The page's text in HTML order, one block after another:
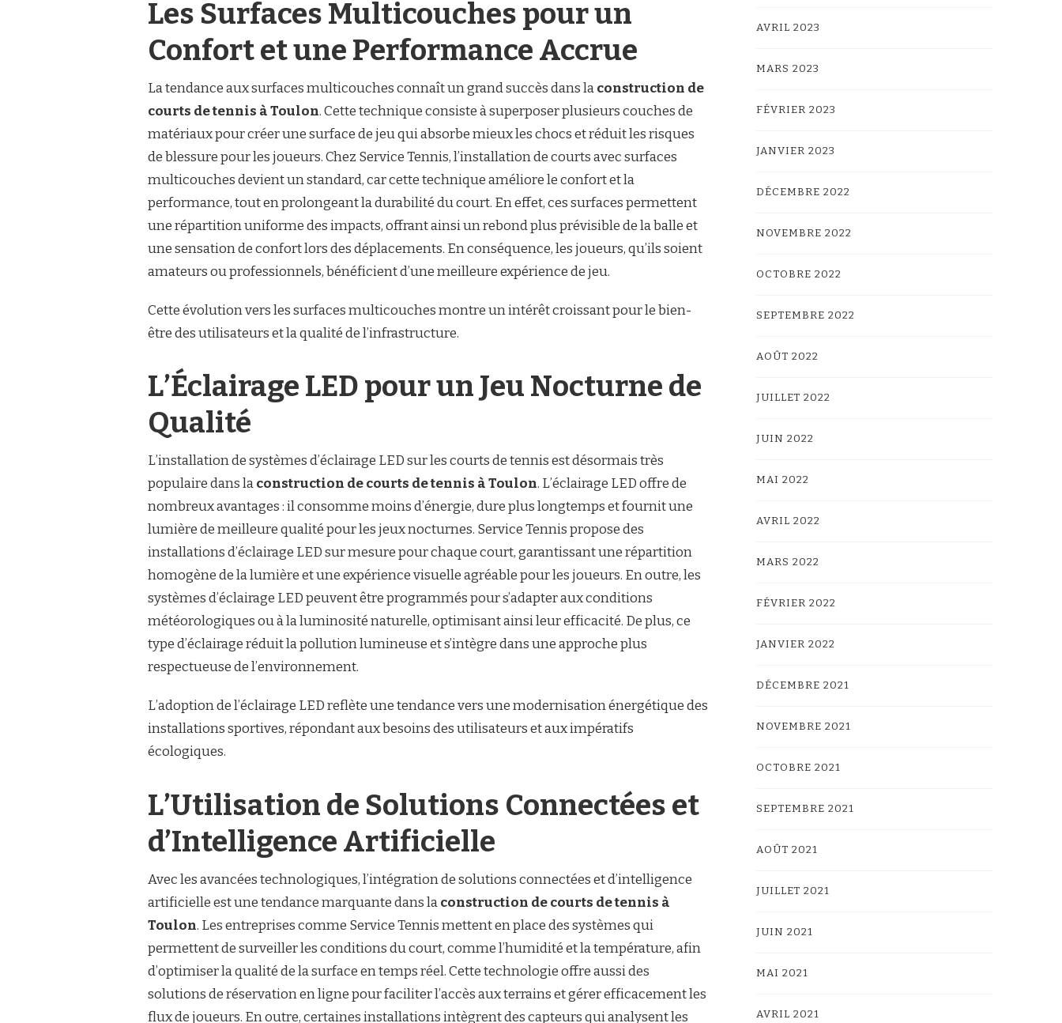
Les Surfaces Multicouches pour un
Confort et une Performance Accrue
La tendance aux surfaces multicouches connaît un grand succès dans laconstruction de
courts de tennis à Toulon. Cette technique consiste à superposer plusieurs couches de
matériaux pour créer une surface de jeu qui absorbe mieux les chocs et réduit les risques
de blessure pour les joueurs. Chez Service Tennis, l’installation de courts avec surfaces
multicouches devient un standard, car cette technique améliore le confort et la
performance, tout en prolongeant la durabilité du court. En effet, ces surfaces permettent
une répartition uniforme des impacts, offrant ainsi un rebond plus prévisible de la balle et
une sensation de confort lors des déplacements. En conséquence, les joueurs, qu’ils soient
amateurs ou professionnels, bénéficient d’une meilleure expérience de jeu.
Cette évolution vers les surfaces multicouches montre un intérêt croissant pour le bien-
être des utilisateurs et la qualité de l’infrastructure.
L’Éclairage LED pour un Jeu Nocturne de
Qualité
L’installation de systèmes d’éclairage LED sur les courts de tennis est désormais très
populaire dans laconstruction de courts de tennis à Toulon. L’éclairage LED offre de
nombreux avantages : il consomme moins d’énergie, dure plus longtemps et fournit une
lumière de meilleure qualité pour les jeux nocturnes. Service Tennis propose des
installations d’éclairage LED sur mesure pour chaque court, garantissant une répartition
homogène de la lumière et une expérience visuelle agréable pour les joueurs. En outre, les
systèmes d’éclairage LED peuvent être programmés pour s’adapter aux conditions
météorologiques ou à la luminosité naturelle, optimisant ainsi leur efficacité. De plus, ce
type d’éclairage réduit la pollution lumineuse et s’intègre dans une approche plus
respectueuse de l’environnement.
L’adoption de l’éclairage LED reflète une tendance vers une modernisation énergétique des
installations sportives, répondant aux besoins des utilisateurs et aux impératifs
écologiques.
L’Utilisation de Solutions Connectées et
d’Intelligence Artificielle
Avec les avancées technologiques, l’intégration de solutions connectées et d’intelligence
artificielle est une tendance marquante dans laconstruction de courts de tennis à
Toulon. Les entreprises comme Service Tennis mettent en place des systèmes qui
permettent de surveiller les conditions du court, comme l’humidité et la température, afin
d’optimiser la qualité de la surface en temps réel. Cette technologie offre aussi des
solutions de réservation en ligne pour faciliter l’accès aux terrains et gérer efficacement les
flux de joueurs. En outre, certaines installations intègrent des capteurs qui analysent les
AVRIL 2023
MARS 2023
FÉVRIER 2023
JANVIER 2023
DÉCEMBRE 2022
NOVEMBRE 2022
OCTOBRE 2022
SEPTEMBRE 2022
AOÛT 2022
JUILLET 2022
JUIN 2022
MAI 2022
AVRIL 2022
MARS 2022
FÉVRIER 2022
JANVIER 2022
DÉCEMBRE 2021
NOVEMBRE 2021
OCTOBRE 2021
SEPTEMBRE 2021
AOÛT 2021
JUILLET 2021
JUIN 2021
MAI 2021
AVRIL 2021